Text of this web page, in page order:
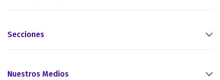
Secciones
Nuestros Medios